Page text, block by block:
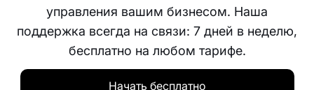
управления вашим бизнесом. Наша
поддержка всегда на связи: 7 дней в неделю,
бесплатно на любом тарифе.
Начать бесплатно